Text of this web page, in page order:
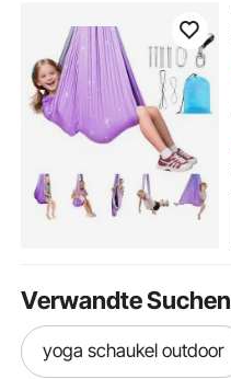
Verwandte Suchen
yoga schaukel outdoor